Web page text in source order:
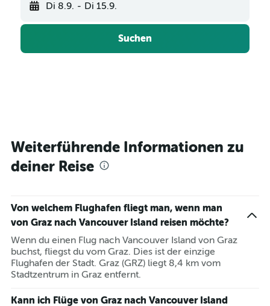
Di 8.9. - Di 15.9.
Suchen
Weiterführende Informationen zu
deiner Reise
Von welchem Flughafen fliegt man, wenn man
von Graz nach Vancouver Island reisen möchte?
Wenn du einen Flug nach Vancouver Island von Graz
buchst, fliegst du vom Graz. Dies ist der einzige
Flughafen der Stadt. Graz (GRZ) liegt 8,4 km vom
Stadtzentrum in Graz entfernt.
Kann ich Flüge von Graz nach Vancouver Island